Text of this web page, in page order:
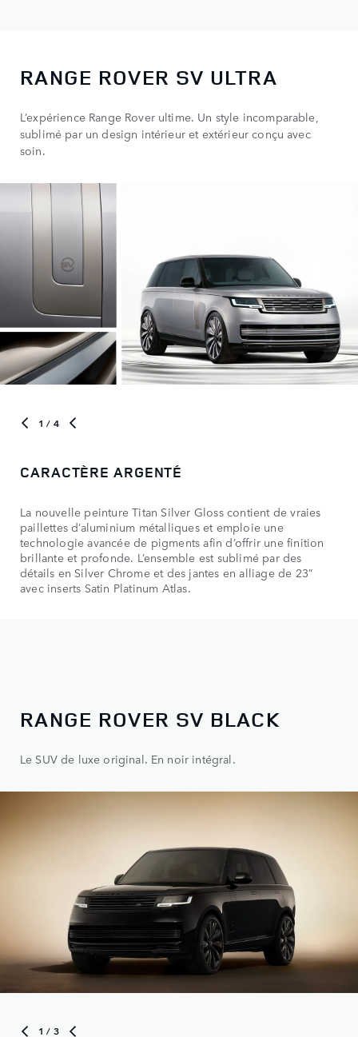
RANGE ROVER SV ULTRA
L’expérience Range Rover ultime. Un style incomparable,
sublimé par un design intérieur et extérieur conçu avec
soin.
1 / 4
CARACTÈRE ARGENTÉ
La nouvelle peinture Titan Silver Gloss contient de vraies
paillettes d’aluminium métalliques et emploie une
technologie avancée de pigments afin d’offrir une finition
brillante et profonde. L’ensemble est sublimé par des
détails en Silver Chrome et des jantes en alliage de 23”
avec inserts Satin Platinum Atlas.
RANGE ROVER SV BLACK
Le SUV de luxe original. En noir intégral.
1 / 3